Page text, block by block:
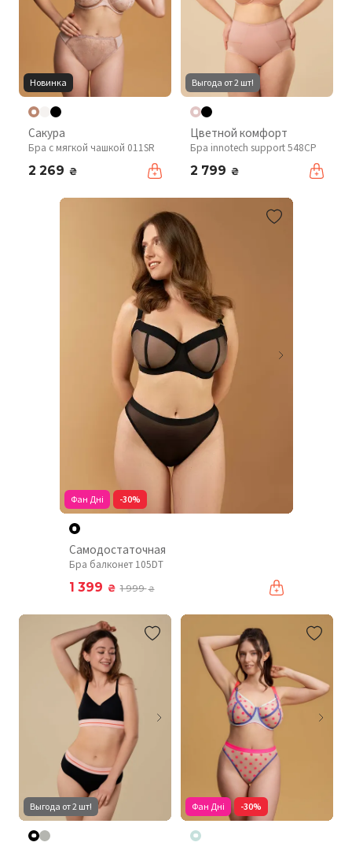
Новинка
Сакура
Бра с мягкой чашкой 011SR
2 269 ₴
Выгода от 2 шт!
Цветной комфорт
Бра innotech support 548CP
2 799 ₴
Фан Дні -30%
Самодостаточная
Бра балконет 105DT
1 399 ₴ 1 999₴
Выгода от 2 шт! Фан Дні -30%